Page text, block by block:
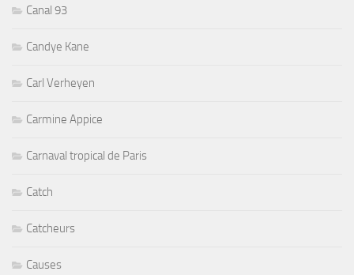
Canal 93
Candye Kane
Carl Verheyen
Carmine Appice
Carnaval tropical de Paris
Catch
Catcheurs
Causes